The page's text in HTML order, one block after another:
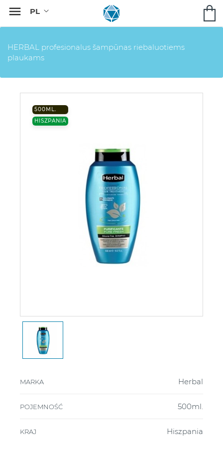

HERBAL profesionalus šampūnas riebaluotiems
plaukams
500ML.
HISZPANIA
MARKA Herbal
POJEMNOŚĆ 500ml.
KRAJ Hiszpania